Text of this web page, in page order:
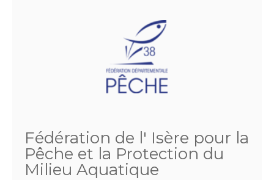
Fédération de l' Isère pour la
Pêche et la Protection du
Milieu Aquatique